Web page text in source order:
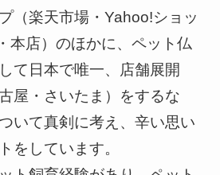
（楽天市場・Yahoo!ショッ
本店）のほかに、ペット仏
て日本で唯一、店舗展開
屋・さいたま）をするな
いて真剣に考え、辛い思い
をしています。